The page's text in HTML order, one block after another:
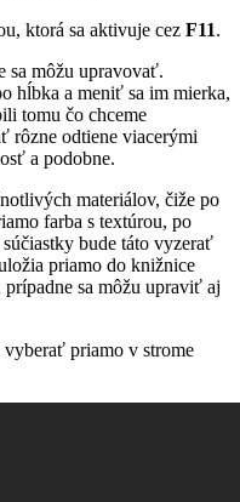
ktorá sa aktivuje cez F11.
sa môžu upravovať.
hĺbka a meniť sa im mierka,
tomu čo chceme
rôzne odtiene viacerými
a podobne.
materiálov, čiže po
farba s textúrou, po
bude táto vyzerať
priamo do knižnice
sa môžu upraviť aj
priamo v strome